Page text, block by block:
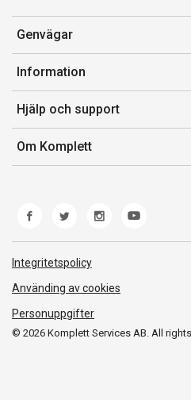
Genvägar
Konto
Orderhistorik
Presentkort
Komplett Club
Information
Försäljningsvillkor
Medlemsvillkor for Komplett Club
Lediga tjänster
Hjälp och support
Kontakta oss
Kundservice
Produkthjälp och retur
Felsökning och guider
Frakt och leverans
Om Komplett
© 2026 Komplett Services AB. All
Integritetspolicy
Använding av cookies
Personuppgifter